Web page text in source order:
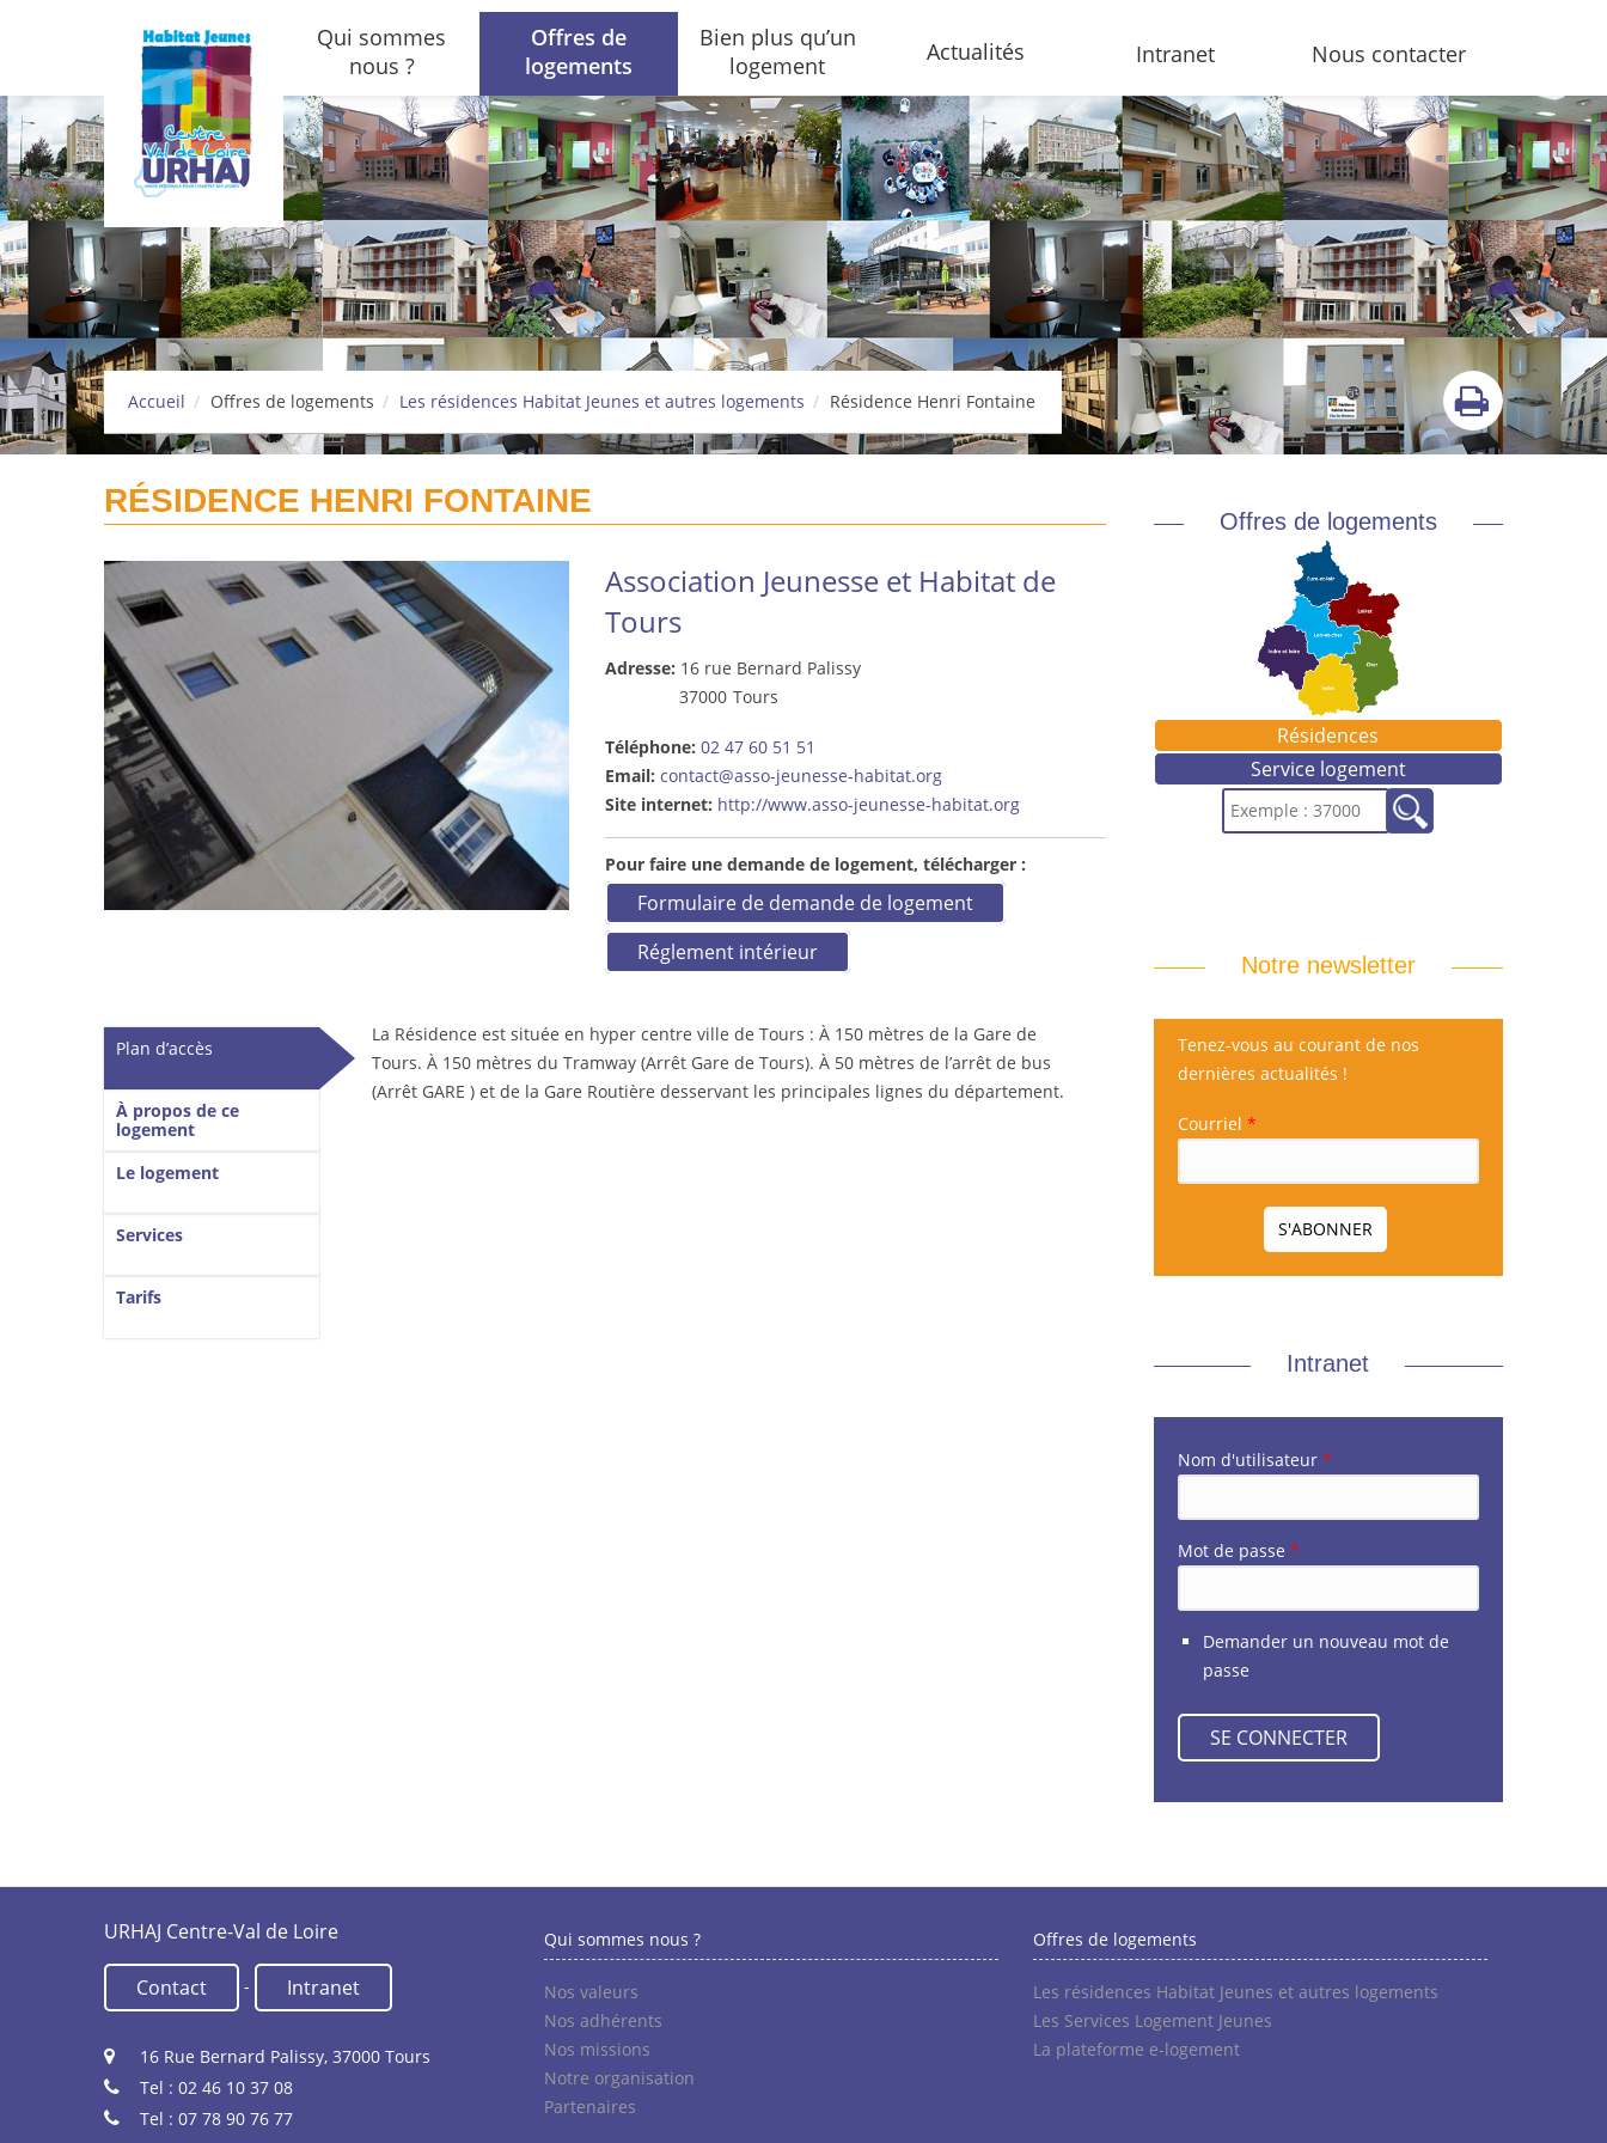
Qui sommes
nous ?
Offres de
logements
Bien plus qu’un
logement
Actualités Intranet Nous contacter
Accueil Offres de logements Les résidences Habitat Jeunes et autres logements Résidence Henri Fontaine
RÉSIDENCE HENRI FONTAINE
Association Jeunesse et Habitat de
Tours
Adresse: 16 rue Bernard Palissy
37000 Tours
Téléphone: 02 47 60 51 51
Email: contact@asso-jeunesse-habitat.org
Site internet: http://www.asso-jeunesse-habitat.org
Pour faire une demande de logement, télécharger :
Formulaire de demande de logement
Réglement intérieur
Vertical Tabs
Plan d’accès
À propos de ce
logement
Le logement
Services
Tarifs
La Résidence est située en hyper centre ville de Tours : À 150 mètres de la Gare de
Tours. À 150 mètres du Tramway (Arrêt Gare de Tours). À 50 mètres de l’arrêt de bus
(Arrêt GARE ) et de la Gare Routière desservant les principales lignes du département.
Offres de logements
Résidences
Service logement
Notre newsletter
Tenez-vous au courant de nos
dernières actualités !
Courriel *
Intranet
Nom d'utilisateur *
Mot de passe *
Demander un nouveau mot de
passe
URHAJ Centre-Val de Loire
Contact - Intranet
16 Rue Bernard Palissy, 37000 Tours
Tel : 02 46 10 37 08
Tel : 07 78 90 76 77
Qui sommes nous ?
Nos valeurs
Nos adhérents
Nos missions
Notre organisation
Partenaires
Offres de logements
Les résidences Habitat Jeunes et autres logements
Les Services Logement Jeunes
La plateforme e-logement